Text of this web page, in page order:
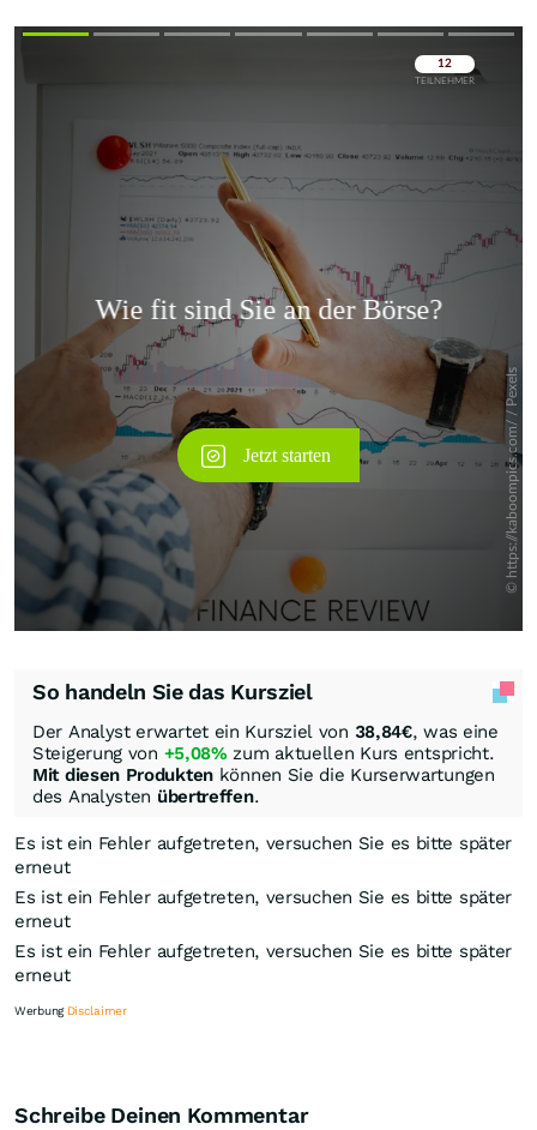
Überspringen
So handeln Sie das Kursziel
Der Analyst erwartet ein Kursziel von 38,84€, was eine
Steigerung von +5,08% zum aktuellen Kurs entspricht.
Mit diesen Produkten können Sie die Kurserwartungen
des Analysten übertreffen.
Es ist ein Fehler aufgetreten, versuchen Sie es bitte später
erneut
Es ist ein Fehler aufgetreten, versuchen Sie es bitte später
erneut
Es ist ein Fehler aufgetreten, versuchen Sie es bitte später
erneut
Werbung Disclaimer
Schreibe Deinen Kommentar